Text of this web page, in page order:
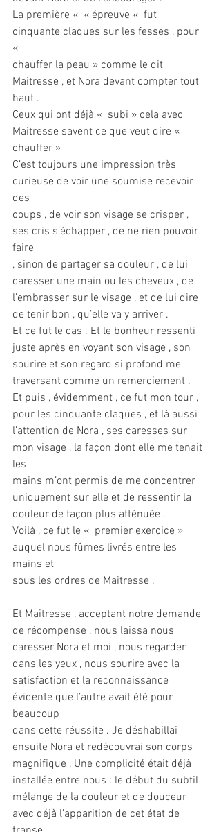
La première «  « épreuve «  fut
cinquante claques sur les fesses , pour
«
chauffer la peau » comme le dit
Maitresse , et Nora devant compter tout
haut .
Ceux qui ont déjà «  subi » cela avec
Maitresse savent ce que veut dire «
chauffer »
C’est toujours une impression très
curieuse de voir une soumise recevoir
des
coups , de voir son visage se crisper ,
ses cris s’échapper , de ne rien pouvoir
faire
, sinon de partager sa douleur , de lui
caresser une main ou les cheveux , de
l’embrasser sur le visage , et de lui dire
de tenir bon , qu’elle va y arriver .
Et ce fut le cas . Et le bonheur ressenti
juste après en voyant son visage , son
sourire et son regard si profond me
traversant comme un remerciement .
Et puis , évidemment , ce fut mon tour ,
pour les cinquante claques , et là aussi
l’attention de Nora , ses caresses sur
mon visage , la façon dont elle me tenait
les
mains m’ont permis de me concentrer
uniquement sur elle et de ressentir la
douleur de façon plus atténuée .
Voilà , ce fut le «  premier exercice »
auquel nous fûmes livrés entre les
mains et
sous les ordres de Maitresse .
Et Maitresse , acceptant notre demande
de récompense , nous laissa nous
caresser Nora et moi , nous regarder
dans les yeux , nous sourire avec la
satisfaction et la reconnaissance
évidente que l’autre avait été pour
beaucoup
dans cette réussite . Je déshabillai
ensuite Nora et redécouvrai son corps
magnifique , Une complicité était déjà
installée entre nous : le début du subtil
mélange de la douleur et de douceur
avec déjà l’apparition de cet état de